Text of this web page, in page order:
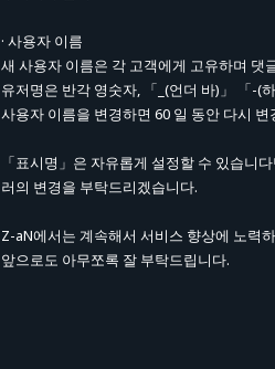
· 사용자 이름
새 사용자 이름은 각 고객에게 고유하며 댓
유저명은 반각 영숫자, 「_(언더 바)」 「-(
사용자 이름을 변경하면 60 일 동안 다시 변
「표시명」은 자유롭게 설정할 수 있습니
러의 변경을 부탁드리겠습니다.
Z-aN에서는 계속해서 서비스 향상에 노력
앞으로도 아무쪼록 잘 부탁드립니다.